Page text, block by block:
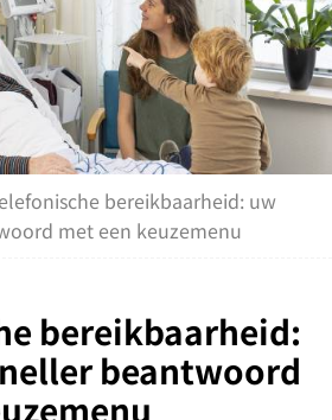
bereikbaarheid: uw
met een keuzemenu
bereikbaarheid:
beantwoord